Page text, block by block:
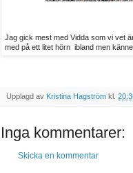
Jag gick mest med Vidda som vi vet
med på ett litet hörn ibland men
Upplagd av Kristina Hagström kl.
Inga kommentarer:
Skicka en kommentar